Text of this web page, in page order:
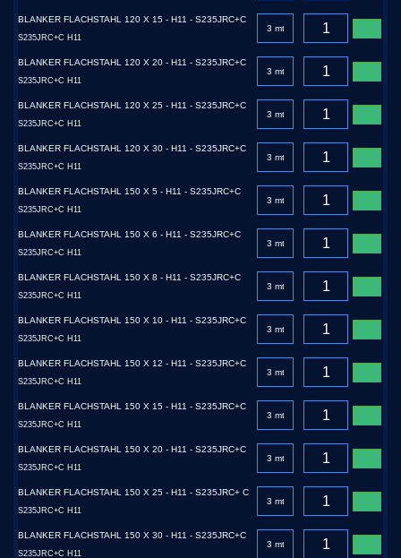
BLANKER FLACHSTAHL 120 X 15 - H11 - S235JRC+C
S235JRC+C H11
BLANKER FLACHSTAHL 120 X 20 - H11 - S235JRC+C
S235JRC+C H11
BLANKER FLACHSTAHL 120 X 25 - H11 - S235JRC+C
S235JRC+C H11
BLANKER FLACHSTAHL 120 X 30 - H11 - S235JRC+C
S235JRC+C H11
BLANKER FLACHSTAHL 150 X 5 - H11 - S235JRC+C
S235JRC+C H11
BLANKER FLACHSTAHL 150 X 6 - H11 - S235JRC+C
S235JRC+C H11
BLANKER FLACHSTAHL 150 X 8 - H11 - S235JRC+C
S235JRC+C H11
BLANKER FLACHSTAHL 150 X 10 - H11 - S235JRC+C
S235JRC+C H11
BLANKER FLACHSTAHL 150 X 12 - H11 - S235JRC+C
S235JRC+C H11
BLANKER FLACHSTAHL 150 X 15 - H11 - S235JRC+C
S235JRC+C H11
BLANKER FLACHSTAHL 150 X 20 - H11 - S235JRC+C
S235JRC+C H11
BLANKER FLACHSTAHL 150 X 25 - H11 - S235JRC+ C
S235JRC+C H11
BLANKER FLACHSTAHL 150 X 30 - H11 - S235JRC+C
S235JRC+C H11